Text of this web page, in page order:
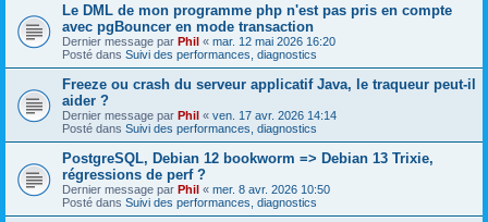
Le DML de mon programme php n'est pas pris en compte
avec pgBouncer en mode transaction
Dernier message par Phil « mar. 12 mai 2026 16:20
Posté dans Suivi des performances, diagnostics
Freeze ou crash du serveur applicatif Java, le traqueur peut-il
aider ?
Dernier message par Phil « ven. 17 avr. 2026 14:14
Posté dans Suivi des performances, diagnostics
PostgreSQL, Debian 12 bookworm => Debian 13 Trixie,
régressions de perf ?
Dernier message par Phil « mer. 8 avr. 2026 10:50
Posté dans Suivi des performances, diagnostics